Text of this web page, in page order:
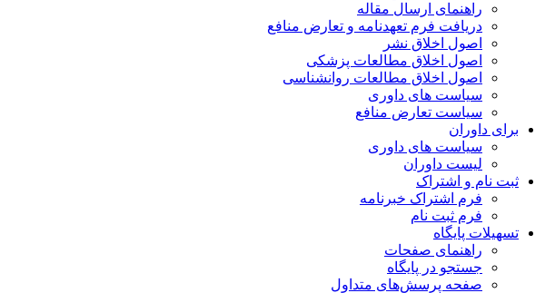
راهنمای ارسال مقاله
دریافت فرم تعهدنامه و تعارض منافع
اصول اخلاق نشر
اصول اخلاق مطالعات پزشکی
اصول اخلاق مطالعات روانشناسی
سیاست های داوری
سیاست تعارض منافع
برای داوران
سیاست های داوری
لیست داوران
ثبت نام و اشتراک
فرم اشتراک خبرنامه
فرم ثبت نام
تسهیلات پایگاه
راهنمای صفحات
جستجو در پایگاه
صفحه پرسش‌های متداول